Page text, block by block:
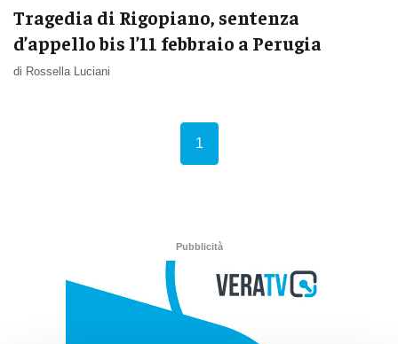
Tragedia di Rigopiano, sentenza
d’appello bis l’11 febbraio a Perugia
di Rossella Luciani
1
Pubblicità